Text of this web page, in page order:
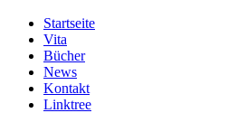
Startseite
Vita
Bücher
News
Kontakt
Linktree